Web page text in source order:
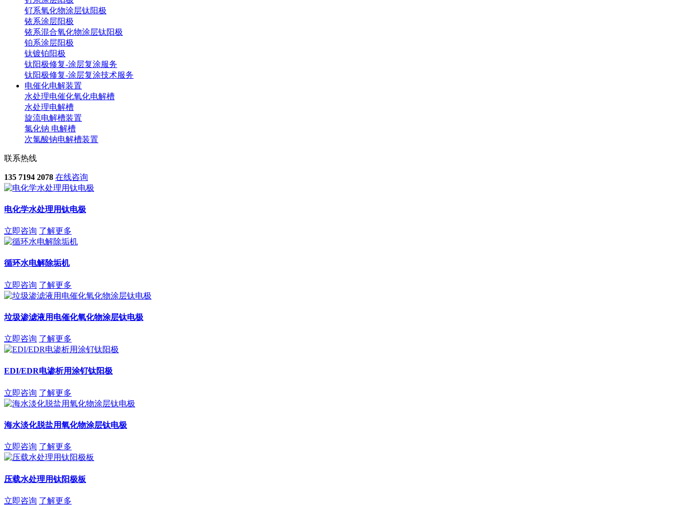
钌系氧化物涂层钛阳极
铱系涂层阳极
铱系混合氧化物涂层钛阳极
铂系涂层阳极
钛镀铂阳极
钛阳极修复-涂层复涂服务
钛阳极修复-涂层复涂技术服务
电催化电解装置
水处理电催化氧化电解槽
水处理电解槽
旋流电解槽装置
氯化钠 电解槽
次氯酸钠电解槽装置
联系热线
135 7194 2078 在线咨询
电化学水处理用钛电极
立即咨询 了解更多
循环水电解除垢机
立即咨询 了解更多
垃圾渗滤液用电催化氧化物涂层钛电极
立即咨询 了解更多
EDI/EDR电渗析用涂钌钛阳极
立即咨询 了解更多
海水淡化脱盐用氧化物涂层钛电极
立即咨询 了解更多
压载水处理用钛阳极板
立即咨询 了解更多